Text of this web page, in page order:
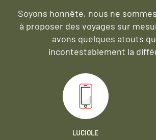
Soyons honnête, nous ne
à proposer des voyages sur
avons quelques atouts
incontestablement la
LUCIOLE